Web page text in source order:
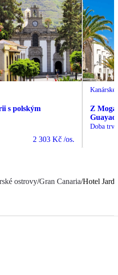
s polským
2 303 Kč /os.
Z
Doba
ostrovy/Gran Canaria/Hotel